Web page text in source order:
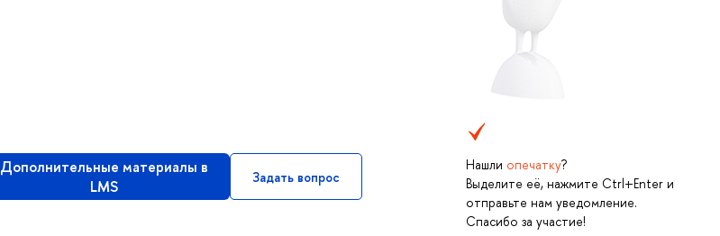
Нашли опечатку?
Выделите её, нажмите Ctrl+Enter и
отправьте нам уведомление.
Спасибо за участие!
Дополнительные материалы в
LMS
Задать вопрос